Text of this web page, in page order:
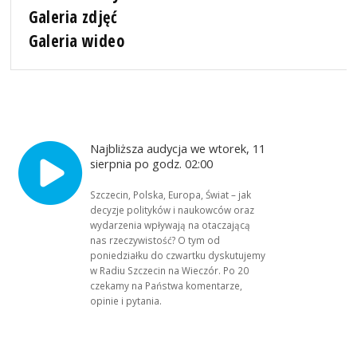
Galeria zdjęć
Galeria wideo
Najbliższa audycja we wtorek, 11
sierpnia po godz. 02:00
Szczecin, Polska, Europa, Świat – jak
decyzje polityków i naukowców oraz
wydarzenia wpływają na otaczającą
nas rzeczywistość? O tym od
poniedziałku do czwartku dyskutujemy
w Radiu Szczecin na Wieczór. Po 20
czekamy na Państwa komentarze,
opinie i pytania.